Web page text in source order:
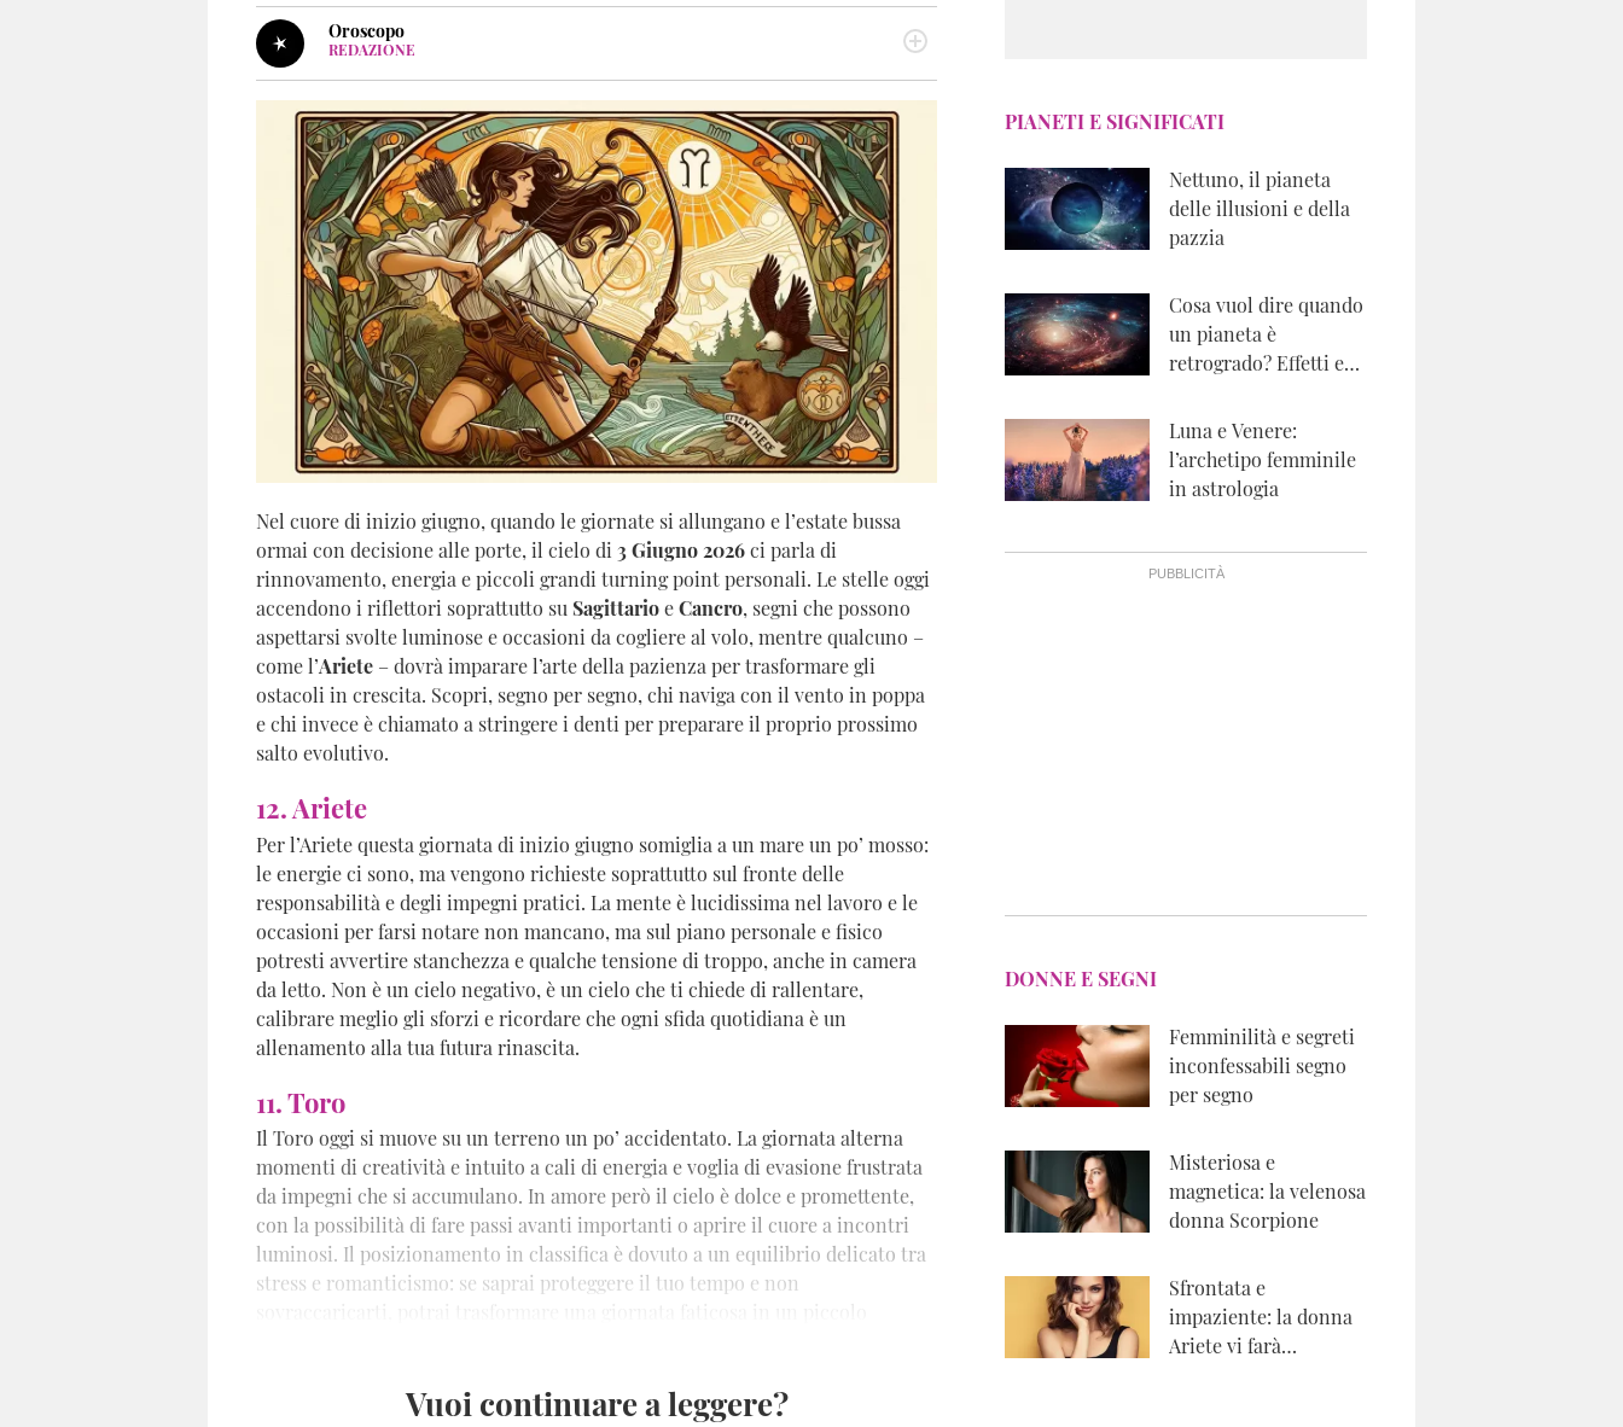
Oroscopo del mese
Oroscopo Maya
Oroscopo
REDAZIONE
solo. Trovi anche tanti arricchimenti legati al mondo delle stelle. Virgilio
Oroscopo contribuisce all’audience di DiLei.
Nel cuore di inizio giugno, quando le giornate si allungano e l’estate bussa
ormai con decisione alle porte, il cielo di3 Giugno 2026ci parla di
rinnovamento, energia e piccoli grandi turning point personali. Le stelle oggi
accendono i riflettori soprattutto su SagittarioeCancro, segni che possono
aspettarsi svolte luminose e occasioni da cogliere al volo, mentre qualcuno –
come l’Ariete – dovrà imparare l’arte della pazienza per trasformare gli
ostacoli in crescita. Scopri, segno per segno, chi naviga con il vento in poppa
e chi invece è chiamato a stringere i denti per preparare il proprio prossimo
salto evolutivo.
12. Ariete
Per l’Ariete questa giornata di inizio giugno somiglia a un mare un po’ mosso:
le energie ci sono, ma vengono richieste soprattutto sul fronte delle
responsabilità e degli impegni pratici. La mente è lucidissima nel lavoro e le
occasioni per farsi notare non mancano, ma sul piano personale e fisico
potresti avvertire stanchezza e qualche tensione di troppo, anche in camera
da letto. Non è un cielo negativo, è un cielo che ti chiede di rallentare,
calibrare meglio gli sforzi e ricordare che ogni sfida quotidiana è un
allenamento alla tua futura rinascita.
11. Toro
Il Toro oggi si muove su un terreno un po’ accidentato. La giornata alterna
momenti di creatività e intuito a cali di energia e voglia di evasione frustrata
da impegni che si accumulano. In amore però il cielo è dolce e promettente,
con la possibilità di fare passi avanti importanti o aprire il cuore a incontri
luminosi. Il posizionamento in classifica è dovuto a un equilibrio delicato tra
stress e romanticismo: se saprai proteggere il tuo tempo e non
Vuoi continuare a leggere?
PIANETI E SIGNIFICATI
Nettuno, il pianeta
delle illusioni e della
pazzia
Cosa vuol dire quando
un pianeta è
retrogrado? Effetti e
Luna e Venere:
l’archetipo femminile
in astrologia
DONNE E SEGNI
Femminilità e segreti
inconfessabili segno
per segno
Misteriosa e
magnetica: la velenosa
donna Scorpione
Sfrontata e
impaziente: la donna
Ariete vi farà